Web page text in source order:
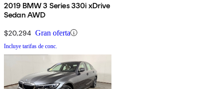
2019 BMW 3 Series 330i xDrive
Sedan AWD
$20,294 Gran oferta
Incluye tarifas de conc.